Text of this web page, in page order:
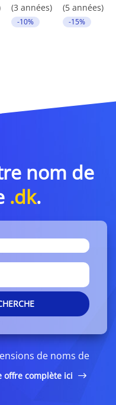
(3 années)
-10%
(5 années)
-15%
nom de
.dk.
de noms de
offre complète ici